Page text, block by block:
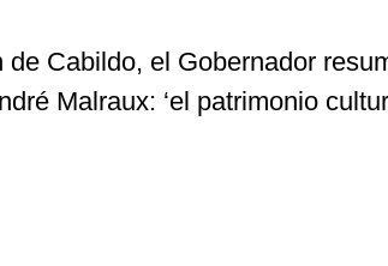
Cabildo, el Gobernador
Malraux: ‘el patrimonio